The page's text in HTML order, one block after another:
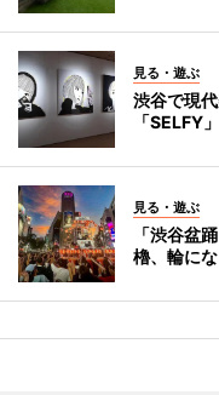
見る・遊ぶ
渋谷で現
「SELFY
見る・遊ぶ
「渋谷盆
櫓、輪に